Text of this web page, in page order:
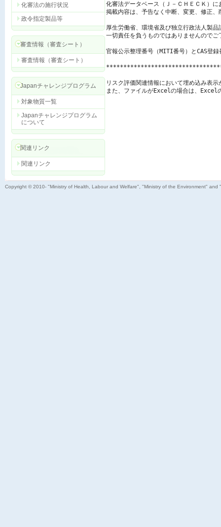
化審法の施行状況
政令指定製品等
審査情報（審査シート）
審査情報（審査シート）
Japanチャレンジプログラム
対象物質一覧
Japanチャレンジプログラム
について
関連リンク
関連リンク
化審法データベース（Ｊ－ＣＨＥＣＫ）
掲載内容は、予告なく中断、変更、修正
厚生労働省、環境省及び独立行政法人製
一切責任を負うものではありませんのでご
官報公示整理番号（MITI番号）とCAS登
リスク評価関連情報において埋め込み表
また、ファイルがExcelの場合は、Excel
Copyright © 2010- "Ministry of Health, Labour and Welfare", "Ministry of the Environment"